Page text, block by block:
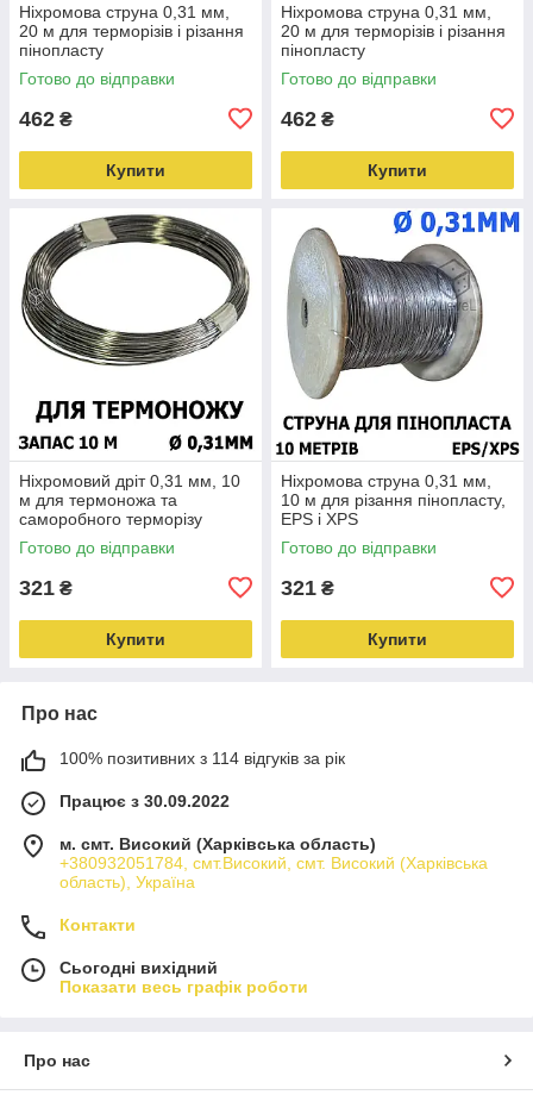
Ніхромова струна 0,31 мм,
20 м для терморізів і різання
пінопласту
Готово до відправки
462 ₴
Купити
Ніхромова струна 0,31 мм,
20 м для терморізів і різання
пінопласту
Готово до відправки
462 ₴
Купити
Ніхромовий дріт 0,31 мм, 10
м для термоножа та
саморобного терморізу
Готово до відправки
321 ₴
Купити
Ніхромова струна 0,31 мм,
10 м для різання пінопласту,
EPS і XPS
Готово до відправки
321 ₴
Купити
Про нас
100% позитивних з 114 відгуків за рік
Працює з 30.09.2022
м. смт. Високий (Харківська область)
+380932051784, смт.Високий, смт. Високий (Харківська
область), Україна
Контакти
Сьогодні вихідний
Показати весь графік роботи
Про нас